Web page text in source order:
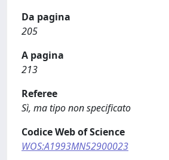
Da pagina
205
A pagina
213
Referee
Sì, ma tipo non specificato
Codice Web of Science
WOS:A1993MN52900023